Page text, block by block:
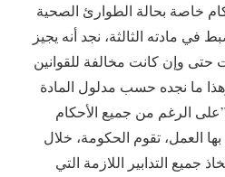
خاصة بحالة الطوارئ الصحية
في مادته الثالثة، نجد أنه يجيز
حتى وإن كانت مخالفة للقوانين
ما نجده حسب مدلول المادة
الرغم من جميع الأحكام
العمل، تقوم الحكومة، خلال
جميع التدابير اللازمة التي